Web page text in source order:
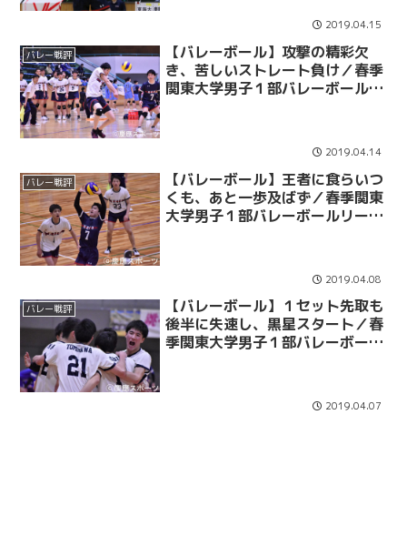
2019.04.15
バレー戦評
【バレーボール】攻撃の精彩欠
き、苦しいストレート負け／春季
関東大学男子１部バレーボールリ
2019.04.14
バレー戦評
【バレーボール】王者に食らいつ
くも、あと一歩及ばず／春季関東
大学男子１部バレーボールリーグ
2019.04.08
バレー戦評
【バレーボール】１セット先取も
後半に失速し、黒星スタート／春
季関東大学男子１部バレーボール
2019.04.07